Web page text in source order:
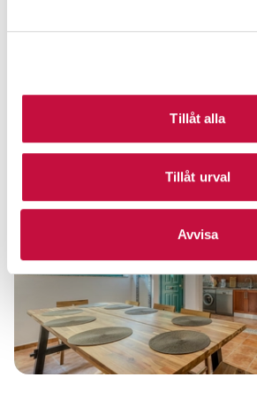
Tillåt alla
Tillåt urval
Avvisa